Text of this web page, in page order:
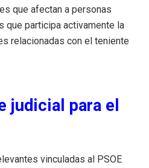
que afectan a personas
que participa activamente la
relacionadas con el teniente
judicial para el
vinculadas al PSOE